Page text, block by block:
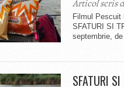
Articol scris
Filmul Pescuit
SFATURI SI
septembrie,
SFATURI